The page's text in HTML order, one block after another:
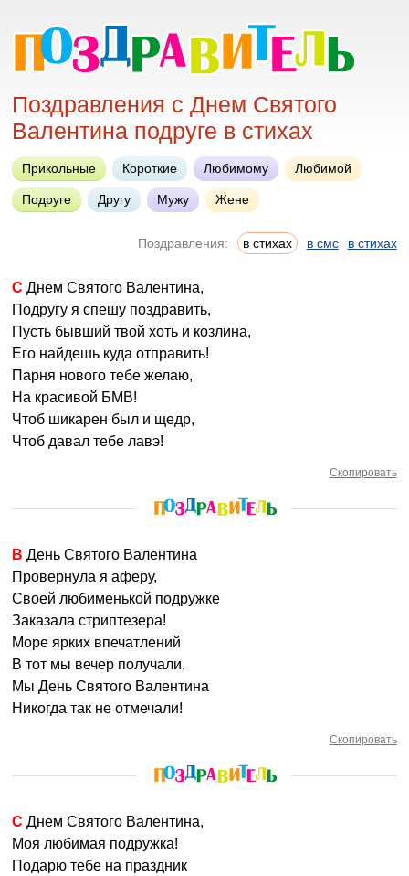
Поздравления с Днем Святого
Валентина подруге в стихах
Прикольные Короткие Любимому Любимой
Подруге Другу Мужу Жене
Поздравления: в стихах в смс в стихах
С Днем Святого Валентина,
Подругу я спешу поздравить,
Пусть бывший твой хоть и козлина,
Его найдешь куда отправить!
Парня нового тебе желаю,
На красивой БМВ!
Чтоб шикарен был и щедр,
Чтоб давал тебе лавэ!
Скопировать
В День Святого Валентина
Провернула я аферу,
Своей любименькой подружке
Заказала стриптезера!
Море ярких впечатлений
В тот мы вечер получали,
Мы День Святого Валентина
Никогда так не отмечали!
Скопировать
С Днем Святого Валентина,
Моя любимая подружка!
Подарю тебе на праздник